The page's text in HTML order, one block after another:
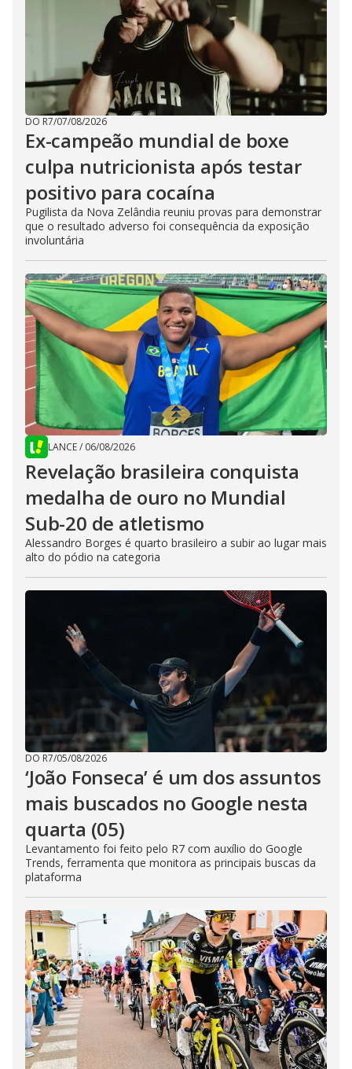
DO R7/07/08/2026
Ex-campeão mundial de boxe
culpa nutricionista após testar
positivo para cocaína
Pugilista da Nova Zelândia reuniu provas para demonstrar
que o resultado adverso foi consequência da exposição
involuntária
LANCE/ 06/08/2026
Revelação brasileira conquista
medalha de ouro no Mundial
Sub-20 de atletismo
Alessandro Borges é quarto brasileiro a subir ao lugar mais
alto do pódio na categoria
DO R7/05/08/2026
‘João Fonseca’ é um dos assuntos
mais buscados no Google nesta
quarta (05)
Levantamento foi feito pelo R7 com auxílio do Google
Trends, ferramenta que monitora as principais buscas da
plataforma